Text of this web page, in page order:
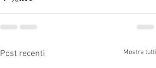
Post recenti Mostra tutti